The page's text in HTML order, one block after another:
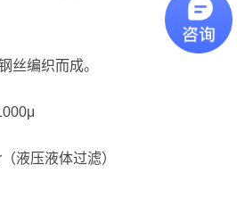
丝编织而成。
液压液体过滤）